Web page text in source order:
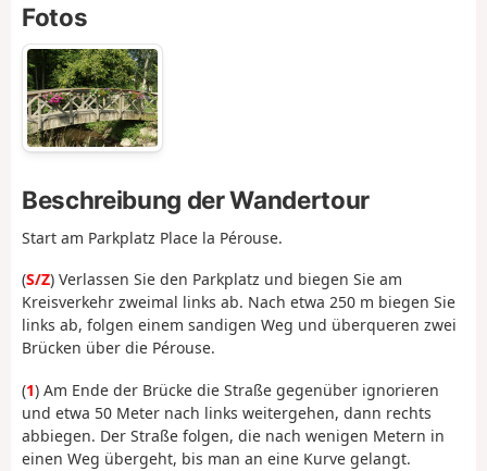
Fotos
Beschreibung der Wandertour
Start am Parkplatz Place la Pérouse.
(S/Z) Verlassen Sie den Parkplatz und biegen Sie am
Kreisverkehr zweimal links ab. Nach etwa 250 m biegen Sie
links ab, folgen einem sandigen Weg und überqueren zwei
Brücken über die Pérouse.
(1) Am Ende der Brücke die Straße gegenüber ignorieren
und etwa 50 Meter nach links weitergehen, dann rechts
abbiegen. Der Straße folgen, die nach wenigen Metern in
einen Weg übergeht, bis man an eine Kurve gelangt.